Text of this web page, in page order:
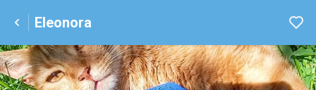
Eleonora